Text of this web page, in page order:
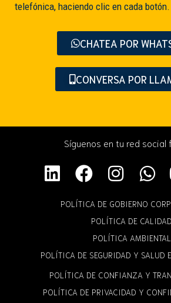
telefónica, haciendo clic en cada botón.
CHATEA POR
CONVERSA POR
Síguenos en tu red social
POLÍTICA DE GOBIERNO
POLÍTICA DE CALIDAD
POLÍTICA AMBIENTAL
POLÍTICA DE SEGURIDAD Y SALUD
POLÍTICA DE CONFIANZA Y
POLÍTICA DE PRIVACIDAD Y